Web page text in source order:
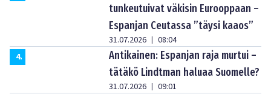
tunkeutuivat väkisin Eurooppaan –
Espanjan Ceutassa ”täysi kaaos”
31.07.2026 | 08:04
4.
Antikainen: Espanjan raja murtui –
tätäkö Lindtman haluaa Suomelle?
31.07.2026 | 09:01